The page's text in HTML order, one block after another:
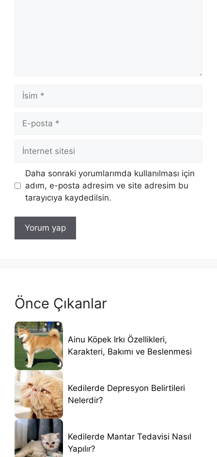
İsim
posta
İnternet
Daha sonraki yorumlarımda kullanılması için
adım, e-posta adresim ve site adresim bu
tarayıcıya kaydedilsin.
Önce Çıkanlar
Ainu Köpek Irkı Özellikleri,
Karakteri, Bakımı ve Beslenmesi
Kedilerde Depresyon Belirtileri
Nelerdir?
Kedilerde Mantar Tedavisi Nasıl
Yapılır?